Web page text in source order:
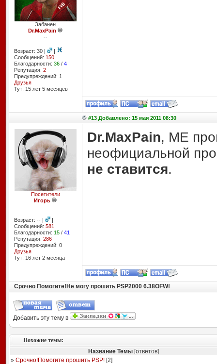
Забанен
Dr.MaxPain
--
Возраст: 30 |
|
Сообщений: 150
Благодарности: 36/ 4
Репутация: 2
Предупреждений: 1
Друзья
Тут: 15 лет 5 месяцев
#13 Добавлено: 15 мая 2011 08:30
Посетители
Игорь
--
Возраст: -- |
|
Сообщений: 581
Благодарности: 15/ 41
Репутация: 286
Предупреждений: 0
Друзья
Тут: 16 лет 2 месяцa
Dr.MaxPain, ME
неофициальной
не ставится.
Срочно Помогите!Не могу прошить PSP2000 6.38OFW!
Добавить эту тему в
Похожие темы:
Название Темы [ответов]
» Срочно!Помогите прошить PSP![2]